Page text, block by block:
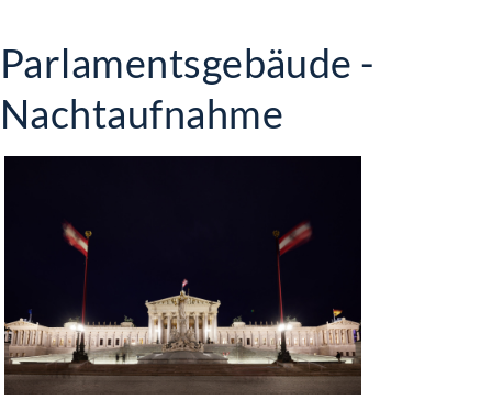
Parlamentsgebäude -
Nachtaufnahme